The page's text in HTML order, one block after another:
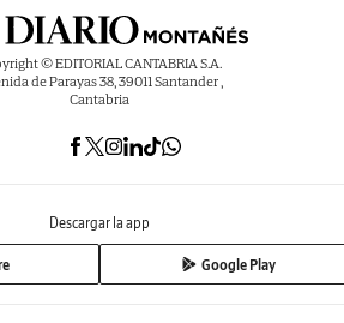
© EDITORIAL CANTABRIA S.A.
de Parayas 38, 39011 Santander ,
Cantabria
Descargar la app
Google Play